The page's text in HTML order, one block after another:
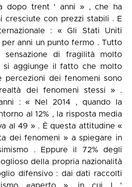
dopo trent ' anni » , che ha
cresciute con prezzi stabili . E
: « Gli Stati Uniti
anni un punto fermo . Tutto
sensazione di fragilità molto
aggiunge il fatto che molto
percezioni dei fenomeni sono
dei fenomeni stessi » .
: « Nel 2014 , quando la
al 12% , la risposta media
al 49 » . È questa attitudine «
dei fenomeni » a spiegare in
. Eppure il 72% degli
della propria nazionalità
difensivo : dai dati raccolti